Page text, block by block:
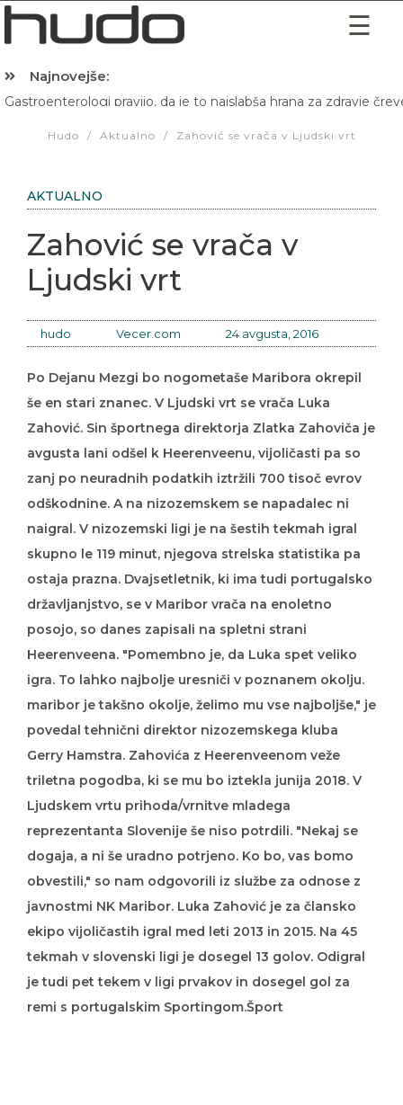
Najnovejše:
Gastroenterologi pravijo, da je to najslabša hrana za zdravje
Hudo / Aktualno / Zahović se vrača v Ljudski vrt
AKTUALNO
Zahović se vrača v
Ljudski vrt
hudo Vecer.com 24 avgusta, 2016
Po Dejanu Mezgi bo nogometaše Maribora okrepil
še en stari znanec. V Ljudski vrt se vrača Luka
Zahović. Sin športnega direktorja Zlatka Zahoviča je
avgusta lani odšel k Heerenveenu, vijoličasti pa so
zanj po neuradnih podatkih iztržili 700 tisoč evrov
odškodnine. A na nizozemskem se napadalec ni
naigral. V nizozemski ligi je na šestih tekmah igral
skupno le 119 minut, njegova strelska statistika pa
ostaja prazna. Dvajsetletnik, ki ima tudi portugalsko
državljanjstvo, se v Maribor vrača na enoletno
posojo, so danes zapisali na spletni strani
Heerenveena. "Pomembno je, da Luka spet veliko
igra. To lahko najbolje uresniči v poznanem okolju.
maribor je takšno okolje, želimo mu vse najboljše," je
povedal tehnični direktor nizozemskega kluba
Gerry Hamstra. Zahovića z Heerenveenom veže
triletna pogodba, ki se mu bo iztekla junija 2018. V
Ljudskem vrtu prihoda/vrnitve mladega
reprezentanta Slovenije še niso potrdili. "Nekaj se
dogaja, a ni še uradno potrjeno. Ko bo, vas bomo
obvestili," so nam odgovorili iz službe za odnose z
javnostmi NK Maribor. Luka Zahović je za člansko
ekipo vijoličastih igral med leti 2013 in 2015. Na 45
tekmah v slovenski ligi je dosegel 13 golov. Odigral
je tudi pet tekem v ligi prvakov in dosegel gol za
remi s portugalskim Sportingom.Šport